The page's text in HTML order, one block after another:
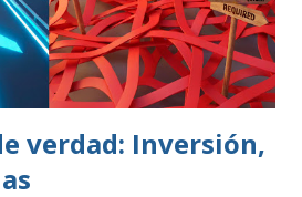
cumpliese las especificaciones
resistencia, rapidez). Se
para evitar que product...
verdad: Inversión,